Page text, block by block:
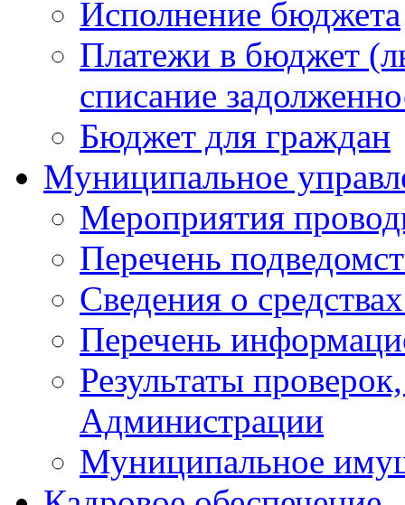
Исполнение бюджета
Платежи в бюджет
списание
Бюджет для граждан
Муниципальное
Мероприятия
Перечень
Сведения о
Перечень
Результаты
Администрации
Муниципальное